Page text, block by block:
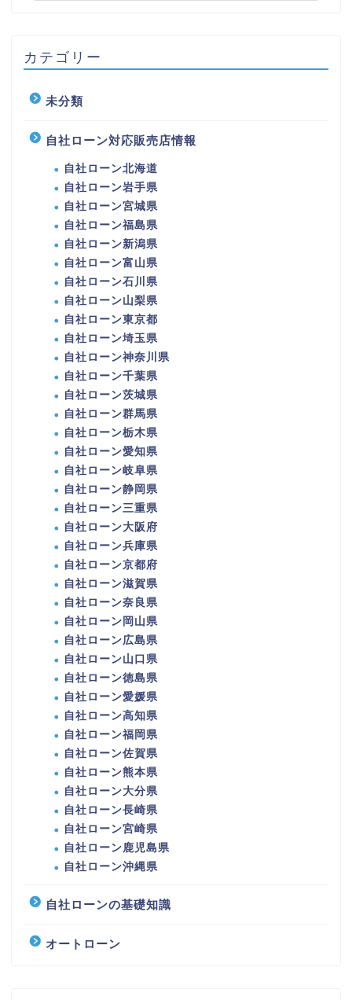
カテゴリー
未分類
自社ローン対応販売店情報
自社ローン北海道
自社ローン岩手県
自社ローン宮城県
自社ローン福島県
自社ローン新潟県
自社ローン富山県
自社ローン石川県
自社ローン山梨県
自社ローン東京都
自社ローン埼玉県
自社ローン神奈川県
自社ローン千葉県
自社ローン茨城県
自社ローン群馬県
自社ローン栃木県
自社ローン愛知県
自社ローン岐阜県
自社ローン静岡県
自社ローン三重県
自社ローン大阪府
自社ローン兵庫県
自社ローン京都府
自社ローン滋賀県
自社ローン奈良県
自社ローン岡山県
自社ローン広島県
自社ローン山口県
自社ローン徳島県
自社ローン愛媛県
自社ローン高知県
自社ローン福岡県
自社ローン佐賀県
自社ローン熊本県
自社ローン大分県
自社ローン長崎県
自社ローン宮崎県
自社ローン鹿児島県
自社ローン沖縄県
自社ローンの基礎知識
オートローン